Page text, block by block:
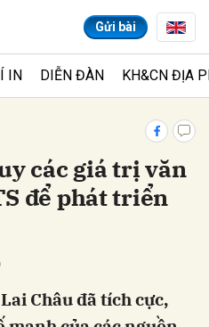
Gửi bài
IN DIỄN ĐÀN KH&CN ĐỊA
các giá trị văn
để phát triển
Châu đã tích cực,
Hủy Gửi